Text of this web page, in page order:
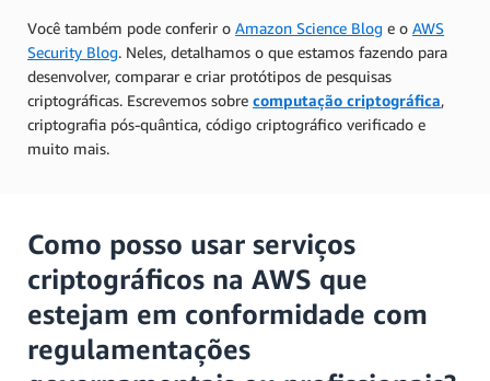
Você também pode conferir o Amazon Science Blog e o AWS
Security Blog. Neles, detalhamos o que estamos fazendo para
desenvolver, comparar e criar protótipos de pesquisas
criptográficas. Escrevemos sobre computação criptográfica,
criptografia pós-quântica, código criptográfico verificado e
muito mais.
Como posso usar serviços
criptográficos na AWS que
estejam em conformidade com
regulamentações